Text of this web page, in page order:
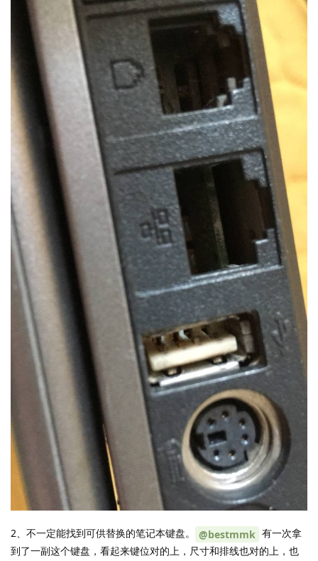
2、不一定能找到可供替换的笔记本键盘。 @bestmmk 有一次拿
到了一副这个键盘，看起来键位对的上，尺寸和排线也对的上，也